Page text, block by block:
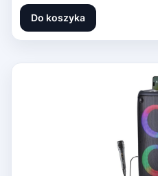
Do koszyka